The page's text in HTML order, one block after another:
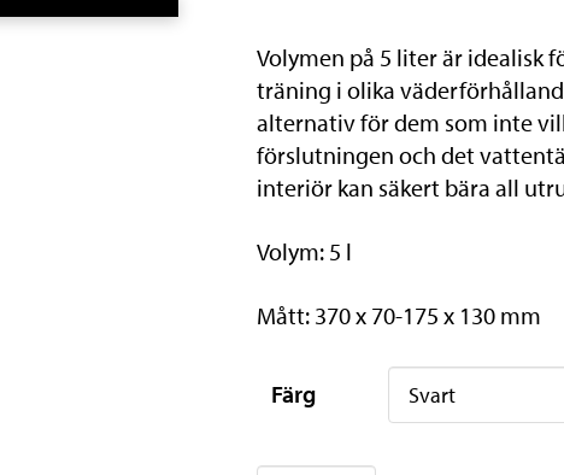
Volymen på 5 liter är idealisk
träning i olika
alternativ för dem som inte
förslutningen och det
interiör kan säkert bära all
Volym: 5 l
Mått: 370 x 70-175 x 130 mm
Färg